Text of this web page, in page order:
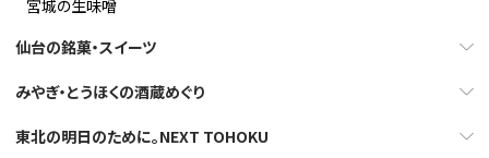
宮城の生味噌
仙台の銘菓・スイーツ
みやぎ・とうほくの酒蔵めぐり
東北の明日のために。NEXT TOHOKU